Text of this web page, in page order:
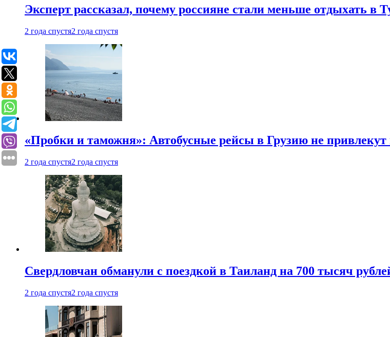
Эксперт рассказал, почему россияне стали меньше отдыхать в
2 года спустя2 года спустя
«Пробки и таможня»: Автобусные рейсы в Грузию не
2 года спустя2 года спустя
Свердловчан обманули с поездкой в Таиланд на 700 тысяч
2 года спустя2 года спустя